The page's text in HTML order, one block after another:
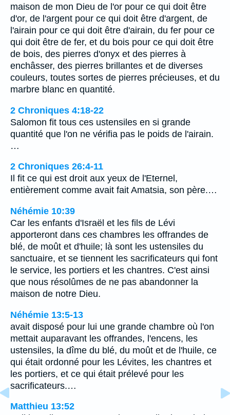
maison de mon Dieu de l'or pour ce qui doit être
d'or, de l'argent pour ce qui doit être d'argent, de
l'airain pour ce qui doit être d'airain, du fer pour ce
qui doit être de fer, et du bois pour ce qui doit être
de bois, des pierres d'onyx et des pierres à
enchâsser, des pierres brillantes et de diverses
couleurs, toutes sortes de pierres précieuses, et du
marbre blanc en quantité.
2 Chroniques 4:18-22
Salomon fit tous ces ustensiles en si grande
quantité que l'on ne vérifia pas le poids de l'airain.
…
2 Chroniques 26:4-11
Il fit ce qui est droit aux yeux de l'Eternel,
entièrement comme avait fait Amatsia, son père.…
Néhémie 10:39
Car les enfants d'Israël et les fils de Lévi
apporteront dans ces chambres les offrandes de
blé, de moût et d'huile; là sont les ustensiles du
sanctuaire, et se tiennent les sacrificateurs qui font
le service, les portiers et les chantres. C'est ainsi
que nous résolûmes de ne pas abandonner la
maison de notre Dieu.
Néhémie 13:5-13
avait disposé pour lui une grande chambre où l'on
mettait auparavant les offrandes, l'encens, les
ustensiles, la dîme du blé, du moût et de l'huile, ce
qui était ordonné pour les Lévites, les chantres et
les portiers, et ce qui était prélevé pour les
sacrificateurs.…
Matthieu 13:52